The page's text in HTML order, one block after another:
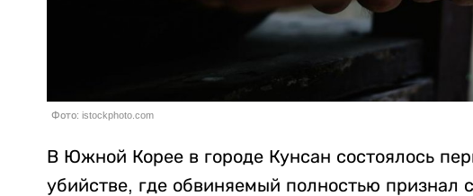
Фото: istockphoto.com
В Южной Корее в городе Кунсан состоялось
убийстве, где обвиняемый полностью